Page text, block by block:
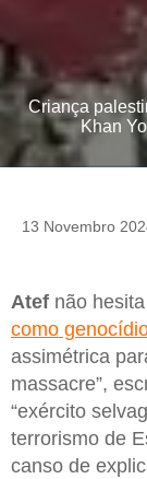
Criança
Khan
13 Novembro
Atef não
como
assimétrica
massacre”,
“exército
terrorismo de
canso de